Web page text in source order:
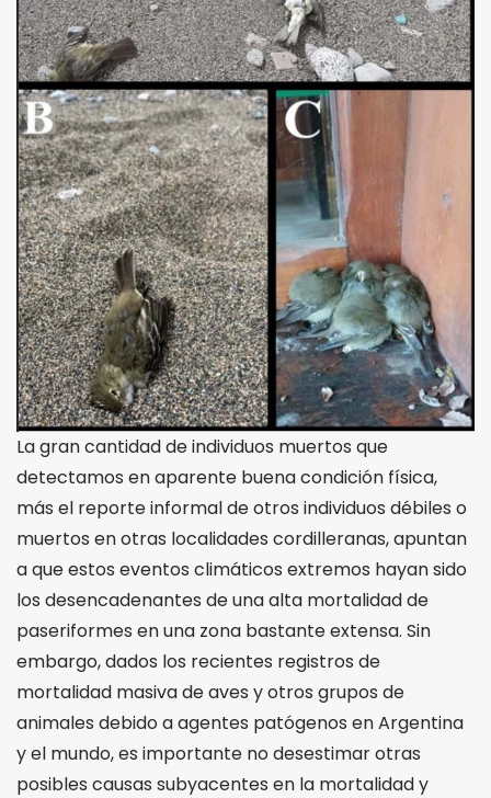
La gran cantidad de individuos muertos que
detectamos en aparente buena condición física,
más el reporte informal de otros individuos débiles o
muertos en otras localidades cordilleranas, apuntan
a que estos eventos climáticos extremos hayan sido
los desencadenantes de una alta mortalidad de
paseriformes en una zona bastante extensa. Sin
embargo, dados los recientes registros de
mortalidad masiva de aves y otros grupos de
animales debido a agentes patógenos en Argentina
y el mundo, es importante no desestimar otras
posibles causas subyacentes en la mortalidad y